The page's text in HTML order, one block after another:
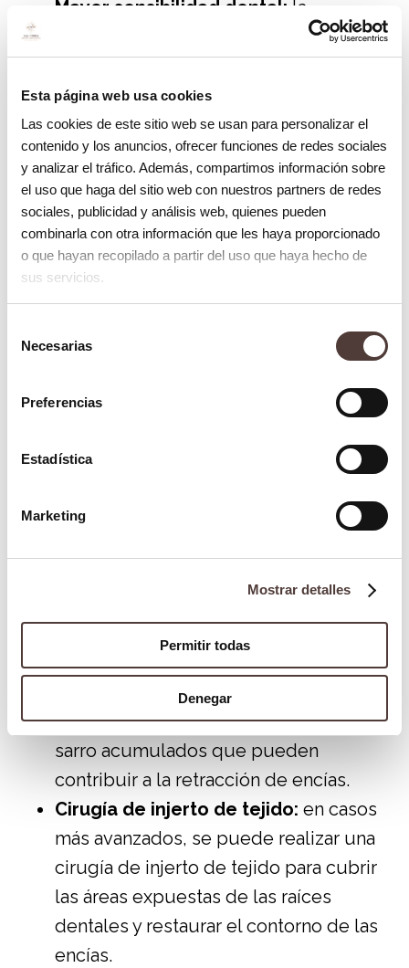
Esta página web usa cookies
Las cookies de este sitio web se usan para personalizar el
contenido y los anuncios, ofrecer funciones de redes sociales
y analizar el tráfico. Además, compartimos información sobre
el uso que haga del sitio web con nuestros partners de redes
sociales, publicidad y análisis web, quienes pueden
combinarla con otra información que les haya proporcionado
o que hayan recopilado a partir del uso que haya hecho de
sus servicios.
Necesarias
Preferencias
Estadística
Marketing
Mostrar detalles
Permitir todas
Denegar
Mayor sensibilidad dental: la
exposición de las raíces dentales
sensibles al calor, al frío y a los
alimentos dulces o ácidos.
Mayor riesgo de caries:este
problema aumenta el riesgo de
desarrollar caries, ya que estas áreas
son más susceptibles al daño por
ácidos y bacterias.
Estética dental afectada:la retracción
de encías puede afectar la apariencia
de la sonrisa, haciendo que los dientes
impresión de una sonrisa «envejecida».
Tratamientos para la recesión de
Los tratamientos para la retracción de
encías pueden variar según la causa y la
gravedad del problema. Algunas opciones
Limpieza profesional:un higienista
dental puede realizar una limpieza
profesional para eliminar la placa y el
sarro acumulados que pueden
contribuir a la retracción de encías.
Cirugía de injerto de tejido: en casos
más avanzados, se puede realizar una
cirugía de injerto de tejido para cubrir
las áreas expuestas de las raíces
dentales y restaurar el contorno de las
encías.